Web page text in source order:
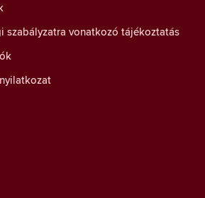
szabályzatra vonatkozó tájékoztatás